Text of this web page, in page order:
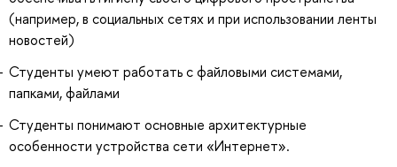
(например, в социальных сетях и при использовании ленты
новостей)
Студенты умеют работать с файловыми системами,
папками, файлами
Студенты понимают основные архитектурные
особенности устройства сети «Интернет».